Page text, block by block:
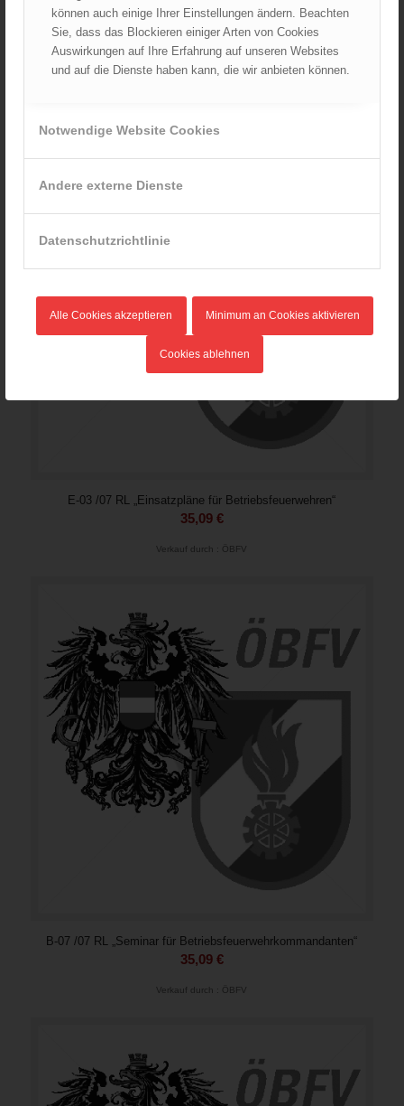
können auch einige Ihrer Einstellungen ändern. Beachten
Sie, dass das Blockieren einiger Arten von Cookies
Auswirkungen auf Ihre Erfahrung auf unseren Websites
und auf die Dienste haben kann, die wir anbieten können.
Notwendige Website Cookies
Andere externe Dienste
Datenschutzrichtlinie
Alle Cookies akzeptieren Minimum an Cookies aktivieren
Cookies ablehnen
E-08 /10 Infoblatt „Wasserstoff“
0,00€
E-03 /07 RL „Einsatzpläne für Betriebsfeuerwehren“
35,09 €
Verkauf durch : ÖBFV
B-07 /07 RL „Seminar für Betriebsfeuerwehrkommandanten“
35,09 €
Verkauf durch : ÖBFV